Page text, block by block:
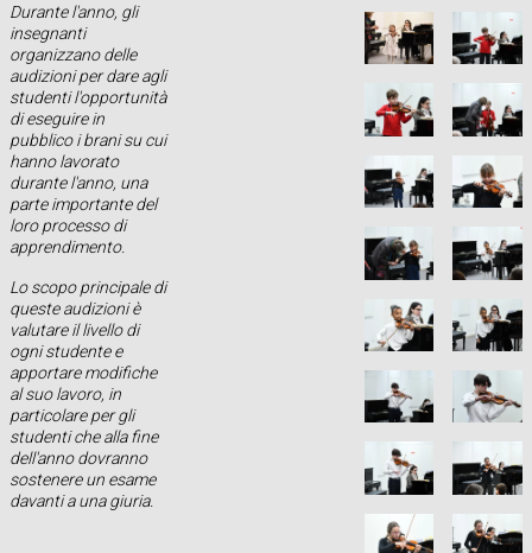
Durante l'anno, gli
insegnanti
organizzano delle
audizioni per dare agli
studenti l'opportunità
di eseguire in
pubblico i brani su cui
hanno lavorato
durante l'anno, una
parte importante del
loro processo di
apprendimento.
Lo scopo principale di
queste audizioni è
valutare il livello di
ogni studente e
apportare modifiche
al suo lavoro, in
particolare per gli
studenti che alla fine
dell'anno dovranno
sostenere un esame
davanti a una giuria.